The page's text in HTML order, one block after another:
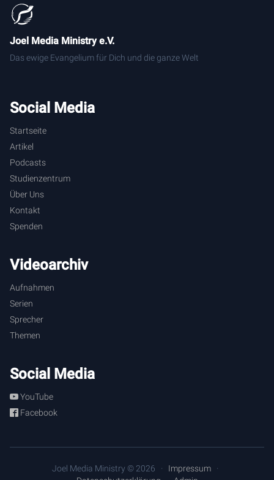
Joel Media Ministry e.V.
Das ewige Evangelium für Dich und die ganze Welt
Social Media
Startseite
Artikel
Podcasts
Studienzentrum
Über Uns
Kontakt
Spenden
Videoarchiv
Aufnahmen
Serien
Sprecher
Themen
Social Media
YouTube
Facebook
Joel Media Ministry © 2026
Impressum